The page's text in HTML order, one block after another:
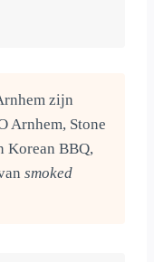
zijn
Arnhem, Stone
Korean BBQ,
smoked